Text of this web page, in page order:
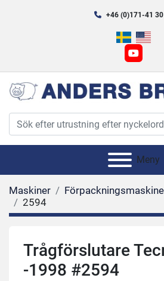
+46 (0)171-41
youtube
Meny
Maskiner
2594
Trågförslutare
-1998 #2594